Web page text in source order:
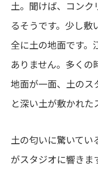
土。聞けば、コンク
るそうです。少し敷
全に土の地面です。
ありません。多くの
地面が一面、土のス
と深い土が敷かれた
土の匂いに驚いてい
がスタジオに響きま